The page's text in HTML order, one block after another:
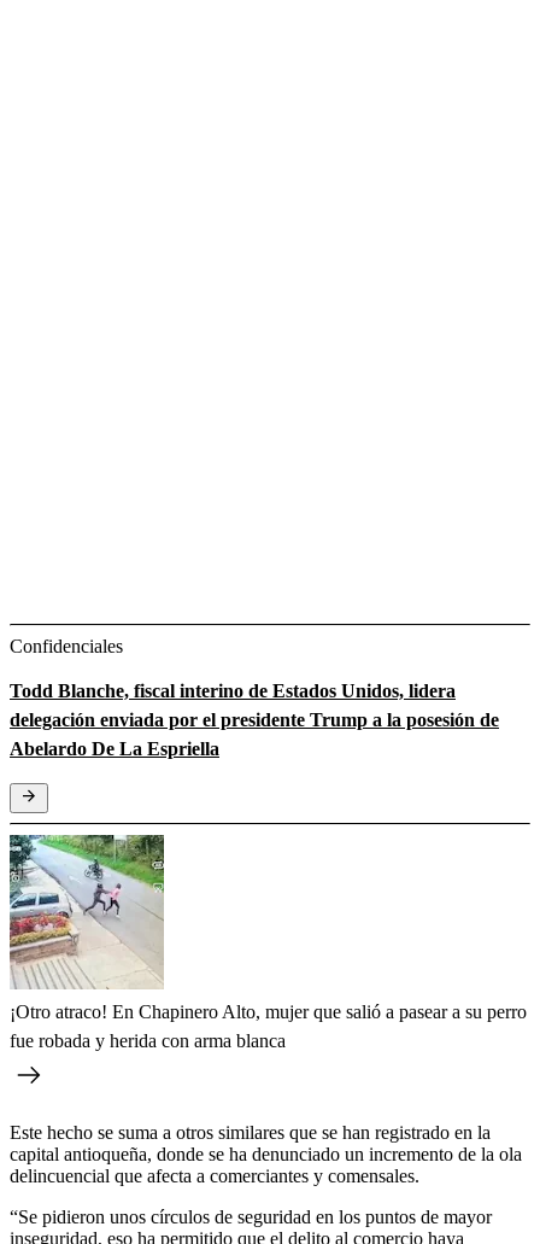
Confidenciales
Todd Blanche, fiscal interino de Estados Unidos, lidera
delegación enviada por el presidente Trump a la posesión de
Abelardo De La Espriella
¡Otro atraco! En Chapinero Alto, mujer que salió a pasear a su perro
fue robada y herida con arma blanca
Este hecho se suma a otros similares que se han registrado en la
capital antioqueña, donde se ha denunciado un incremento de la ola
delincuencial que afecta a comerciantes y comensales.
“Se pidieron unos círculos de seguridad en los puntos de mayor
inseguridad, eso ha permitido que el delito al comercio haya